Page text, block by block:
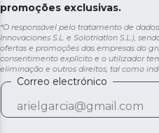
promoções exclusivas.
*O responsável pelo tratamento de
Innovaciones S.L. e Solotriatlon S.L.),
ofertas e promoções das empresas do
consentimento explícito e o utilizador
eliminação e outros direitos, tal como
Correo electrónico